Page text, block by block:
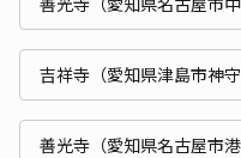
吉祥寺（愛知県津島市神守
善光寺（愛知県名古屋市港